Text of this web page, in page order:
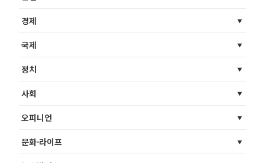
경제
국제
정치
사회
오피니언
문화·라이프